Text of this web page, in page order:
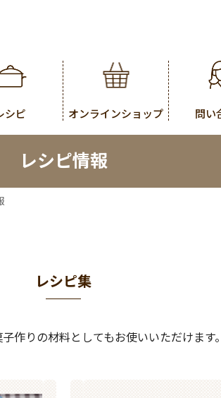
シピ オンラインショップ 問い
レシピ情報
レシピ集
作りの材料としてもお使いいただけます